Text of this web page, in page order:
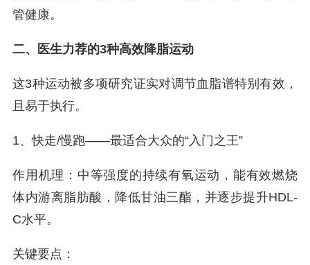
管健康。
二、医生力荐的3种高效降脂运动
这3种运动被多项研究证实对调节血脂谱特别有效，
且易于执行。
1、快走/慢跑——最适合大众的“入门之王”
作用机理：中等强度的持续有氧运动，能有效燃烧
体内游离脂肪酸，降低甘油三酯，并逐步提升HDL-
C水平。
关键要点：